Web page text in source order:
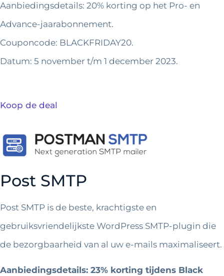
Aanbiedingsdetails: 20% korting op het Pro- en
Advance-jaarabonnement.
Couponcode: BLACKFRIDAY20.
Datum: 5 november t/m 1 december 2023.
Koop de deal
Post SMTP
Post SMTP is de beste, krachtigste en
gebruiksvriendelijkste WordPress SMTP-plugin die
de bezorgbaarheid van al uw e-mails maximaliseert.
Aanbiedingsdetails: 23% korting tijdens Black